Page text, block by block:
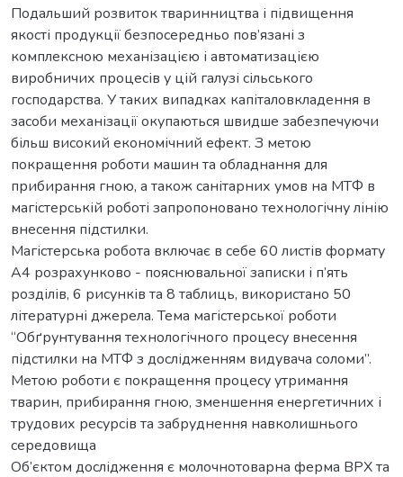
Подальший розвиток тваринництва і підвищення
якості продукції безпосередньо пов’язані з
комплексною механізацією і автоматизацією
виробничих процесів у цій галузі сільського
господарства. У таких випадках капіталовкладення в
засоби механізації окупаються швидше забезпечуючи
більш високий економічний ефект. З метою
покращення роботи машин та обладнання для
прибирання гною, а також санітарних умов на МТФ в
магістерській роботі запропоновано технологічну лінію
внесення підстилки.
Магістерська робота включає в себе 60 листів формату
А4 розрахунково - пояснювальної записки і п’ять
розділів, 6 рисунків та 8 таблиць, використано 50
літературні джерела. Тема магістерської роботи
“Обґрунтування технологічного процесу внесення
підстилки на МТФ з дослідженням видувача соломи”.
Метою роботи є покращення процесу утримання
тварин, прибирання гною, зменшення енергетичних і
трудових ресурсів та забруднення навколишнього
середовища
Об’єктом дослідження є молочнотоварна ферма ВРХ та